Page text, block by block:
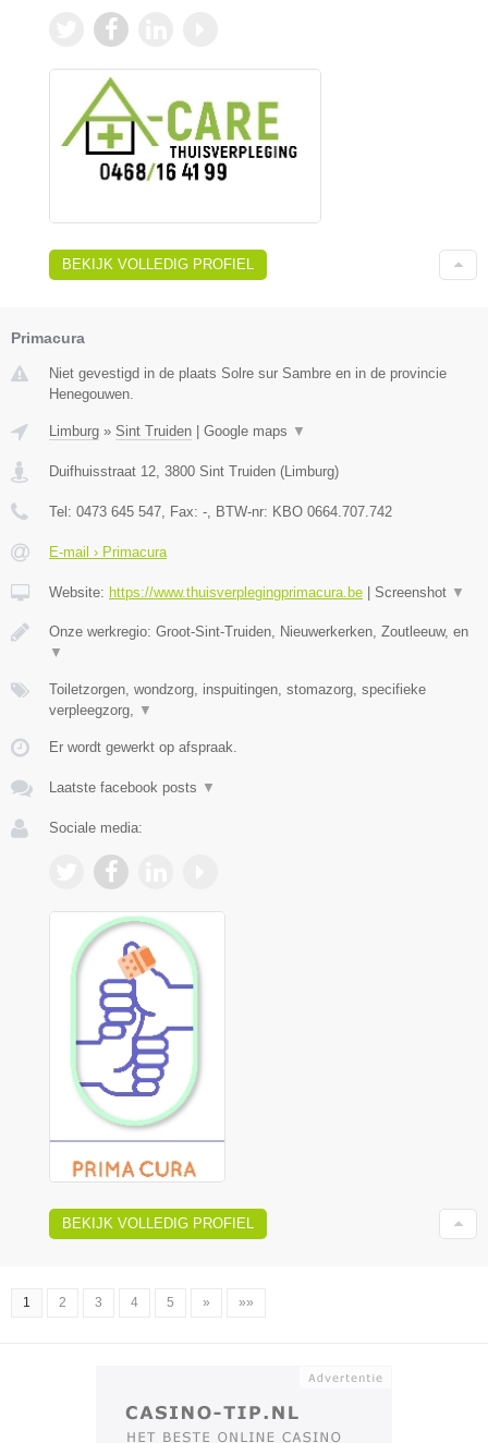
BEKIJK VOLLEDIG PROFIEL
Primacura
Niet gevestigd in de plaats Solre sur Sambre en in de provincie
Henegouwen.
Limburg » Sint Truiden Google maps ▼
Duifhuisstraat 12, 3800 Sint Truiden (Limburg)
Tel: 0473 645 547, Fax: -, BTW-nr: KBO 0664.707.742
E-mail › Primacura
Website: https://www.thuisverplegingprimacura.be Screenshot ▼
Onze werkregio: Groot-Sint-Truiden, Nieuwerkerken, Zoutleeuw, en
▼
Toiletzorgen, wondzorg, inspuitingen, stomazorg, specifieke
verpleegzorg, ▼
Er wordt gewerkt op afspraak.
Laatste facebook posts ▼
Sociale media:
BEKIJK VOLLEDIG PROFIEL
1 2 3 4 5 » »»